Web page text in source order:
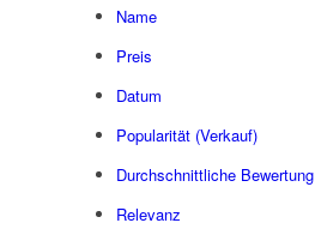
Name
Preis
Datum
Popularität (Verkauf)
Durchschnittliche Bewertung
Relevanz